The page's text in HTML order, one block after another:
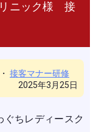
リニック様 接
・ 接客マナー研修
2025年3月25日
ちレディースク